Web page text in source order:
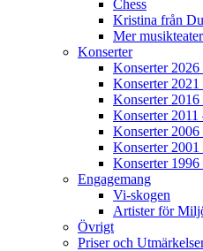
Chess
Kristina från
Mer musikteater
Konserter
Konserter 2026
Konserter 2021
Konserter 2016
Konserter 2011
Konserter 2006
Konserter 2001
Konserter 1996
Engagemang
Vi-skogen
Artister för
Övrigt
Priser och